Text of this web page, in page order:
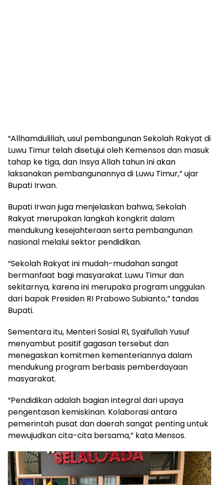
“Allhamdulillah, usul pembangunan Sekolah Rakyat di
Luwu Timur telah disetujui oleh Kemensos dan masuk
tahap ke tiga, dan Insya Allah tahun ini akan
laksanakan pembangunannya di Luwu Timur,” ujar
Bupati Irwan.
Bupati Irwan juga menjelaskan bahwa, Sekolah
Rakyat merupakan langkah kongkrit dalam
mendukung kesejahteraan serta pembangunan
nasional melalui sektor pendidikan.
“Sekolah Rakyat ini mudah-mudahan sangat
bermanfaat bagi masyarakat Luwu Timur dan
sekitarnya, karena ini merupaka program unggulan
dari bapak Presiden RI Prabowo Subianto,” tandas
Bupati.
Sementara itu, Menteri Sosial RI, Syaifullah Yusuf
menyambut positif gagasan tersebut dan
menegaskan komitmen kementeriannya dalam
mendukung program berbasis pemberdayaan
masyarakat.
“Pendidikan adalah bagian integral dari upaya
pengentasan kemiskinan. Kolaborasi antara
pemerintah pusat dan daerah sangat penting untuk
mewujudkan cita-cita bersama,” kata Mensos.